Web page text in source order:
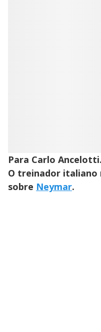
Para Carlo Ancelotti.
O treinador italiano
sobre Neymar.